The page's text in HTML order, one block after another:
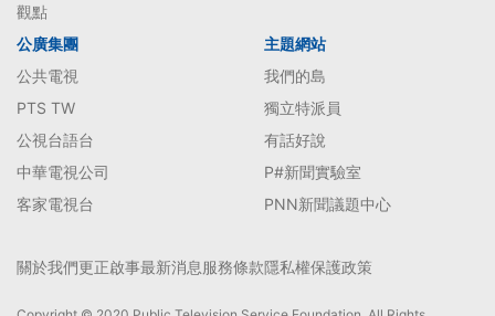
觀點
公廣集團
公共電視
PTS TW
公視台語台
中華電視公司
客家電視台
主題網站
我們的島
獨立特派員
有話好說
P#新聞實驗室
PNN新聞議題中心
關於我們更正啟事最新消息服務條款隱私權保護政策